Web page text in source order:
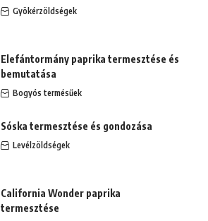
Gyökérzöldségek
Elefántormány paprika termesztése és
bemutatása
Bogyós termésűek
Sóska termesztése és gondozása
Levélzöldségek
California Wonder paprika
termesztése